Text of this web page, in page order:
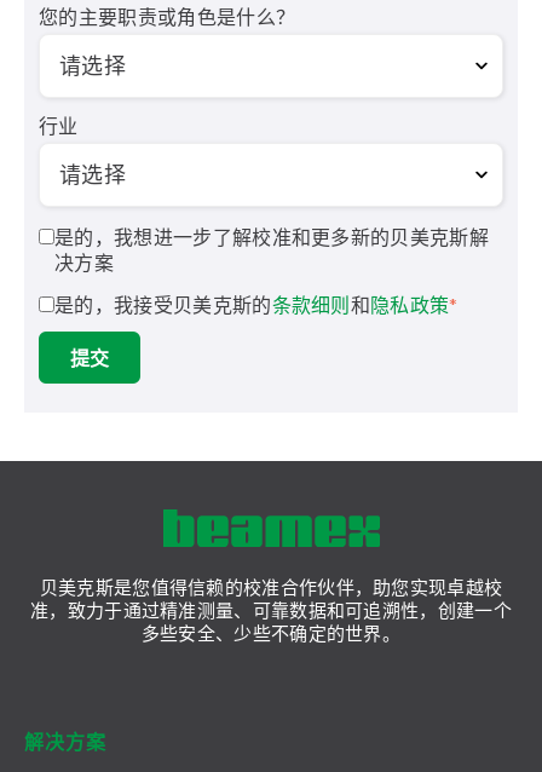
您的主要职责或角色是什么？
行业
是的，我想进一步了解校准和更多新的贝美克斯解
决方案
是的，我接受贝美克斯的条款细则和隐私政策*
提交
贝美克斯是您值得信赖的校准合作伙伴，助您实现卓越校
准，致力于通过精准测量、可靠数据和可追溯性，创建一个
多些安全、少些不确定的世界。
解决方案